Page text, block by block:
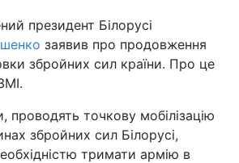
Політика
Наука
Лайт
президент Білорусі
заявив про продовження
збройних сил країни. Про це
проводять точкову мобілізацію
збройних сил Білорусі,
тримати армію в